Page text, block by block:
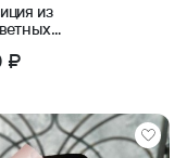
из
с тишью
₽